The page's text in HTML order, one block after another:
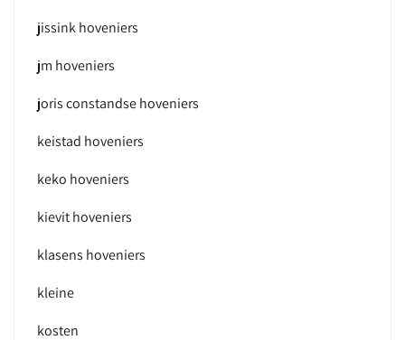
jissink hoveniers
jm hoveniers
joris constandse hoveniers
keistad hoveniers
keko hoveniers
kievit hoveniers
klasens hoveniers
kleine
kosten